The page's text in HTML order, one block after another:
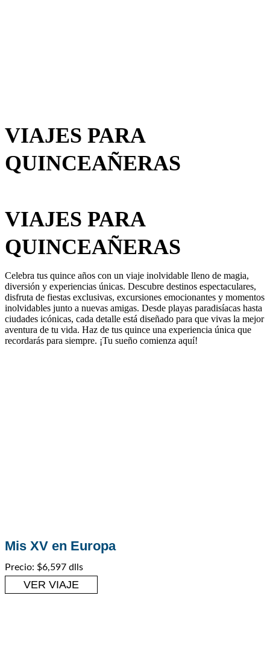
VIAJES PARA
QUINCEAÑERAS
VIAJES PARA
QUINCEAÑERAS
Celebra tus quince años con un viaje inolvidable lleno de magia,
diversión y experiencias únicas. Descubre destinos espectaculares,
disfruta de fiestas exclusivas, excursiones emocionantes y momentos
inolvidables junto a nuevas amigas. Desde playas paradisíacas hasta
ciudades icónicas, cada detalle está diseñado para que vivas la mejor
aventura de tu vida. Haz de tus quince una experiencia única que
recordarás para siempre. ¡Tu sueño comienza aquí!
Mis XV en Europa
Precio: $6,597 dlls
VER VIAJE
Europa,Viajes para Quinceañeras